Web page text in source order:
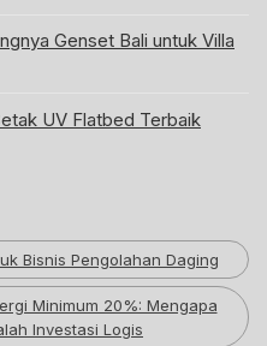
Genset Bali untuk Villa
UV Flatbed Terbaik
Bisnis Pengolahan Daging
Minimum 20%: Mengapa
Investasi Logis